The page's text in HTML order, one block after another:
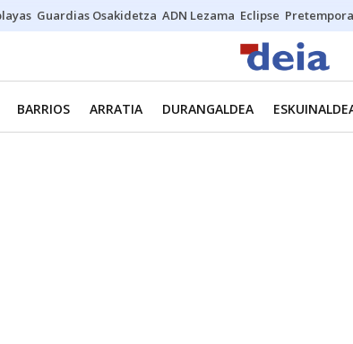
Guardias Osakidetza ADN Lezama Eclipse
BARRIOS ARRATIA DURANGALDEA